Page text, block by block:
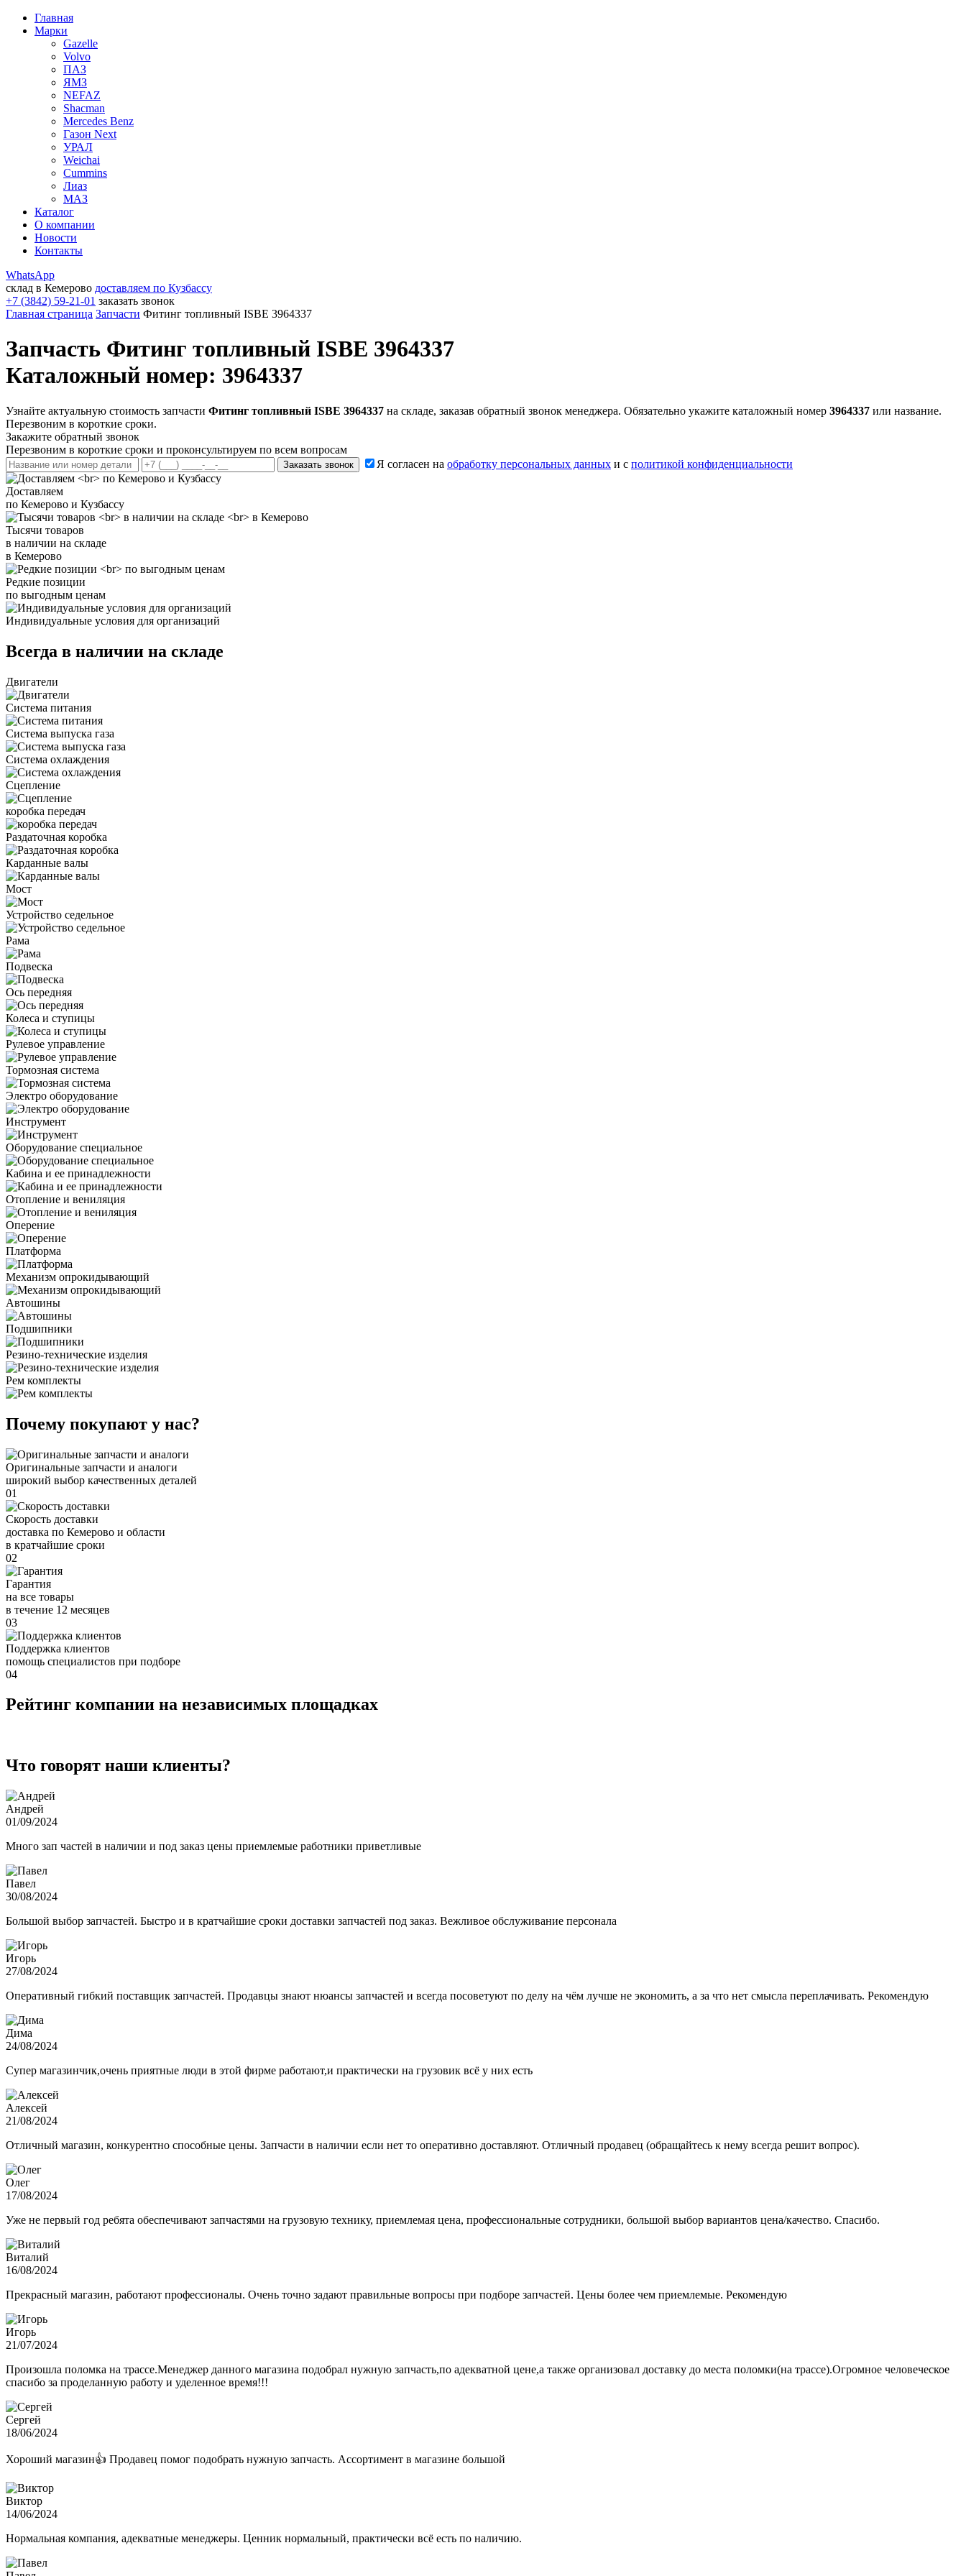
Главная
Марки
Gazelle
Volvo
ПАЗ
ЯМЗ
NEFAZ
Shacman
Mercedes Benz
Газон Next
УРАЛ
Weichai
Cummins
Лиаз
МАЗ
Каталог
О компании
Новости
Контакты
WhatsApp
склад в Кемерово доставляем по Кузбассу
+7 (3842) 59-21-01 заказать звонок
Главная страница Запчасти Фитинг топливный ISBE 3964337
Запчасть Фитинг топливный ISBE 3964337
Каталожный номер: 3964337
Узнайте актуальную стоимость запчасти Фитинг топливный ISBE 3964337 на складе, заказав обратный звонок менеджера. Обязательно укажите каталожный номер 3964337 или название.
Перезвоним в короткие сроки.
Закажите обратный звонок
Перезвоним в короткие сроки и проконсультируем по всем вопросам
Заказать звонок Я согласен на обработку персональных данных и с политикой конфиденциальности
Доставляем
по Кемерово и Кузбассу
Тысячи товаров
в наличии на складе
в Кемерово
Редкие позиции
по выгодным ценам
Индивидуальные условия для организаций
Всегда в наличии на складе
Двигатели
Система питания
Система выпуска газа
Система охлаждения
Сцепление
коробка передач
Раздаточная коробка
Карданные валы
Мост
Устройство седельное
Рама
Подвеска
Ось передняя
Колеса и ступицы
Рулевое управление
Тормозная система
Электро оборудование
Инструмент
Оборудование специальное
Кабина и ее принадлежности
Отопление и вениляция
Оперение
Платформа
Механизм опрокидывающий
Автошины
Подшипники
Резино-технические изделия
Рем комплекты
Почему покупают у нас?
Оригинальные запчасти и аналоги
широкий выбор качественных деталей
01
Скорость доставки
доставка по Кемерово и области
в кратчайшие сроки
02
Гарантия
на все товары
в течение 12 месяцев
03
Поддержка клиентов
помощь специалистов при подборе
04
Рейтинг компании на независимых площадках
Что говорят наши клиенты?
Андрей
01/09/2024
Много зап частей в наличии и под заказ цены приемлемые работники приветливые
Павел
30/08/2024
Большой выбор запчастей. Быстро и в кратчайшие сроки доставки запчастей под заказ. Вежливое обслуживание персонала
Игорь
27/08/2024
Оперативный гибкий поставщик запчастей. Продавцы знают нюансы запчастей и всегда посоветуют по делу на чём лучше не экономить, а за что нет смысла переплачивать. Рекомендую
Дима
24/08/2024
Супер магазинчик,очень приятные люди в этой фирме работают,и практически на грузовик всё у них есть
Алексей
21/08/2024
Отличный магазин, конкурентно способные цены. Запчасти в наличии если нет то оперативно доставляют. Отличный продавец (обращайтесь к нему всегда решит вопрос).
Олег
17/08/2024
Уже не первый год ребята обеспечивают запчастями на грузовую технику, приемлемая цена, профессиональные сотрудники, большой выбор вариантов цена/качество. Спасибо.
Виталий
16/08/2024
Прекрасный магазин, работают профессионалы. Очень точно задают правильные вопросы при подборе запчастей. Цены более чем приемлемые. Рекомендую
Игорь
21/07/2024
Произошла поломка на трассе.Менеджер данного магазина подобрал нужную запчасть,по адекватной цене,а также организовал доставку до места поломки(на трассе).Огромное человеческое
спасибо за проделанную работу и уделенное время!!!
Сергей
18/06/2024
Хороший магазин👍 Продавец помог подобрать нужную запчасть. Ассортимент в магазине большой
Виктор
14/06/2024
Нормальная компания, адекватные менеджеры. Ценник нормальный, практически всё есть по наличию.